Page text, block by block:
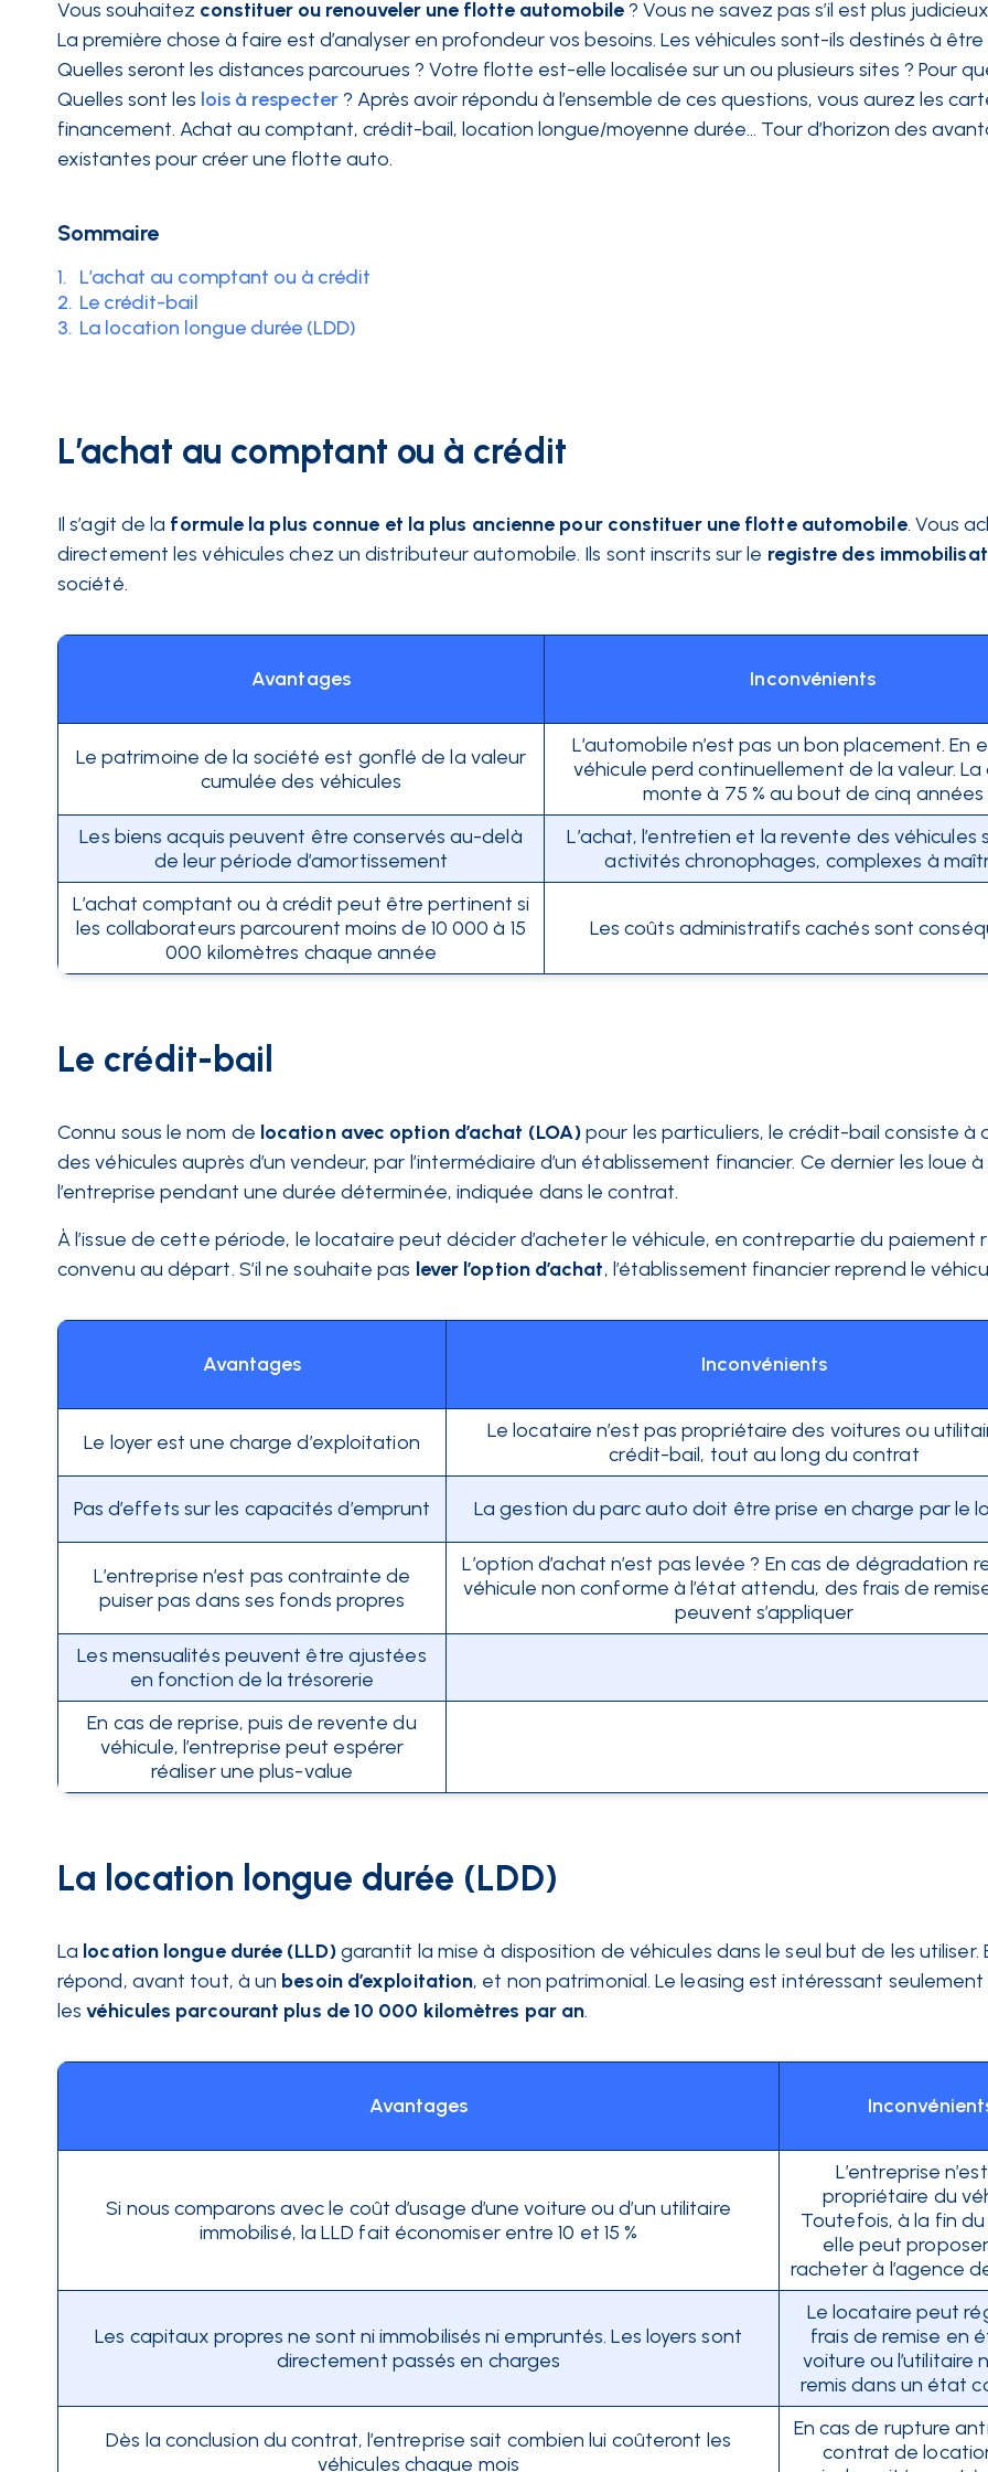
INTÉGRATIONS
Vous souhaitez constituer ou renouveler une flotte automobile ? Vous ne savez pas s’il est plus
La première chose à faire est d’analyser en profondeur vos besoins. Les véhicules sont-ils destinés à
Quelles seront les distances parcourues ? Votre flotte est-elle localisée sur un ou plusieurs sites ? Pour
Quelles sont les lois à respecter ? Après avoir répondu à l’ensemble de ces questions, vous aurez les
financement. Achat au comptant, crédit-bail, location longue/moyenne durée… Tour d’horizon des
existantes pour créer une flotte auto.
Sommaire
1. L’achat au comptant ou à crédit
2. Le crédit-bail
3. La location longue durée (LDD)
L’achat au comptant ou à crédit
Il s’agit de la formule la plus connue et la plus ancienne pour constituer une flotte automobile. Vous
directement les véhicules chez un distributeur automobile. Ils sont inscrits sur le registre des
société.
Avantages Inconvénients
Le patrimoine de la société est gonflé de la valeur
cumulée des véhicules
L’automobile n’est pas un bon placement. En
véhicule perd continuellement de la valeur.
monte à 75 % au bout de cinq années
Les biens acquis peuvent être conservés au-delà
de leur période d’amortissement
L’achat, l’entretien et la revente des véhicules
activités chronophages, complexes à
L’achat comptant ou à crédit peut être pertinent si
les collaborateurs parcourent moins de 10 000 à 15
000 kilomètres chaque année
Les coûts administratifs cachés sont
Le crédit-bail
Connu sous le nom de location avec option d’achat (LOA)pour les particuliers, le crédit-bail consiste à
des véhicules auprès d’un vendeur, par l’intermédiaire d’un établissement financier. Ce dernier les loue à
l’entreprise pendant une durée déterminée, indiquée dans le contrat.
À l’issue de cette période, le locataire peut décider d’acheter le véhicule, en contrepartie du paiement
convenu au départ. S’il ne souhaite pas lever l’option d’achat, l’établissement financier reprend le
Avantages Inconvénients
Le loyer est une charge d’exploitation
Le locataire n’est pas propriétaire des voitures ou
crédit-bail, tout au long du contrat
Pas d’effets sur les capacités d’emprunt La gestion du parc auto doit être prise en charge par le
L’entreprise n’est pas contrainte de
puiser pas dans ses fonds propres
L’option d’achat n’est pas levée ? En cas de dégradation
véhicule non conforme à l’état attendu, des frais de
peuvent s’appliquer
Les mensualités peuvent être ajustées
en fonction de la trésorerie
En cas de reprise, puis de revente du
véhicule, l’entreprise peut espérer
réaliser une plus-value
La location longue durée (LDD)
La location longue durée (LLD)garantit la mise à disposition de véhicules dans le seul but de les utiliser.
répond, avant tout, à un besoin d’exploitation, et non patrimonial. Le leasing est intéressant
les véhicules parcourant plus de 10 000 kilomètres par an.
Avantages
Si nous comparons avec le coût d’usage d’une voiture ou d’un utilitaire
immobilisé, la LLD fait économiser entre 10 et 15 %
L’entreprise
propriétaire du
Toutefois, à la fin
elle peut
racheter à l’agence
Les capitaux propres ne sont ni immobilisés ni empruntés. Les loyers sont
directement passés en charges
Le locataire peut
frais de remise en
voiture ou l’utilitaire
remis dans un état
Dès la conclusion du contrat, l’entreprise sait combien lui coûteront les
véhicules chaque mois
En cas de rupture
contrat de